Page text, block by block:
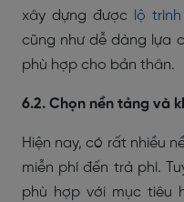
xây dựng được
lộ
cũng như dễ dàng lựa
phù hợp cho bản thân.
6.2. Chọn nền tảng và
Hiện nay, có rất nhiều
miễn phí đến trả phí.
phù hợp với mục tiêu